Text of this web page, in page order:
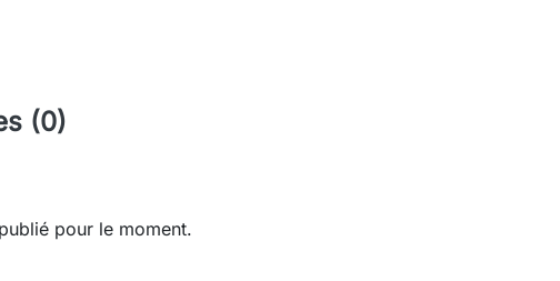
(0)
pour le moment.